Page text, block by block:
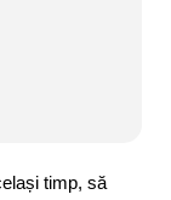
timp, să